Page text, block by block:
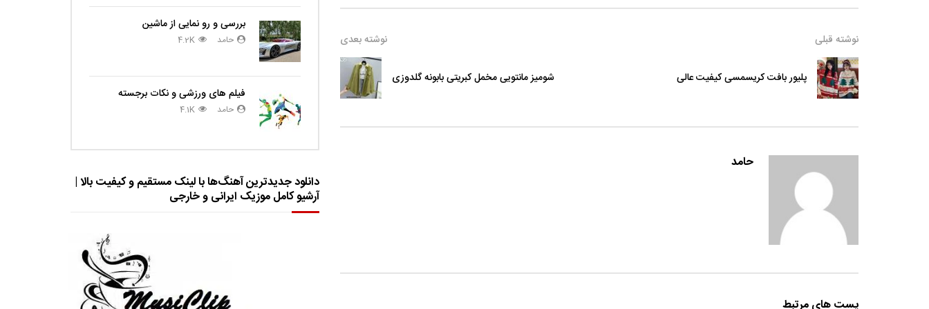
نوشته قبلی
پلیور بافت کریسمسی کیفیت عالی
نوشته بعدی
شومیز مانتویی مخمل کبریتی بابونه گلدوزی
حامد
پست های مرتبط
بررسی و رو نمایی از ماشین
حامد 4.2K
فیلم های ورزشی و نکات برجسته
حامد 4.1K
دانلود جدیدترین آهنگ‌ها با لینک مستقیم و کیفیت بالا |
آرشیو کامل موزیک ایرانی و خارجی